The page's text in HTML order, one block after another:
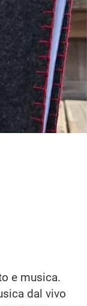
e musica.
dal vivo